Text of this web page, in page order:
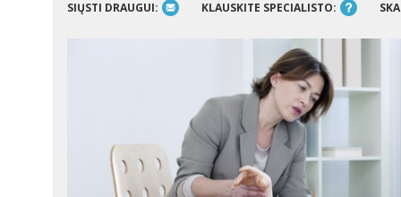
SIŲSTI DRAUGUI: KLAUSKITE SPECIALISTO: